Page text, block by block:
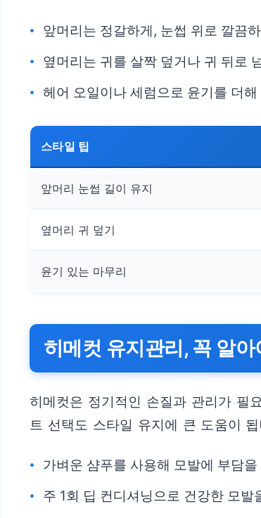
앞머리는 정갈하게, 눈썹 위로 깔끔
옆머리는 귀를 살짝 덮거나 귀 뒤로
헤어 오일이나 세럼으로 윤기를 더
스타일 팁
앞머리 눈썹 길이 유지
옆머리 귀 덮기
윤기 있는 마무리
히메컷 유지관리, 꼭 알아
히메컷은 정기적인 손질과 관리가 필
트 선택도 스타일 유지에 큰 도움이 됩
가벼운 샴푸를 사용해 모발에 부담
주 1회 딥 컨디셔닝으로 건강한 모발